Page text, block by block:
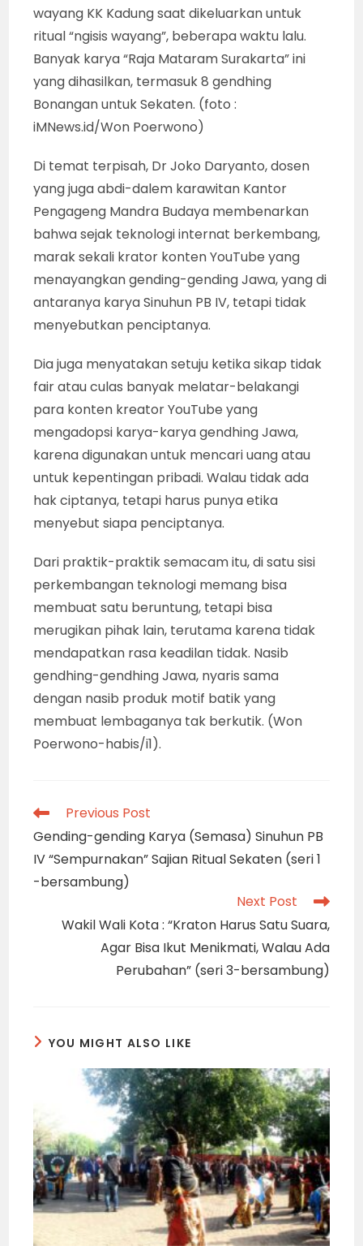
wayang KK Kadung saat dikeluarkan untuk
ritual “ngisis wayang”, beberapa waktu lalu.
Banyak karya “Raja Mataram Surakarta” ini
yang dihasilkan, termasuk 8 gendhing
Bonangan untuk Sekaten. (foto :
iMNews.id/Won Poerwono)
Di temat terpisah, Dr Joko Daryanto, dosen
yang juga abdi-dalem karawitan Kantor
Pengageng Mandra Budaya membenarkan
bahwa sejak teknologi internat berkembang,
marak sekali krator konten YouTube yang
menayangkan gending-gending Jawa, yang di
antaranya karya Sinuhun PB IV, tetapi tidak
menyebutkan penciptanya.
Dia juga menyatakan setuju ketika sikap tidak
fair atau culas banyak melatar-belakangi
para konten kreator YouTube yang
mengadopsi karya-karya gendhing Jawa,
karena digunakan untuk mencari uang atau
untuk kepentingan pribadi. Walau tidak ada
hak ciptanya, tetapi harus punya etika
menyebut siapa penciptanya.
Dari praktik-praktik semacam itu, di satu sisi
perkembangan teknologi memang bisa
membuat satu beruntung, tetapi bisa
merugikan pihak lain, terutama karena tidak
mendapatkan rasa keadilan tidak. Nasib
gendhing-gendhing Jawa, nyaris sama
dengan nasib produk motif batik yang
membuat lembaganya tak berkutik. (Won
Poerwono-habis/i1).
Read
articles
Previous Post
Gending-gending Karya (Semasa) Sinuhun PB
IV “Sempurnakan” Sajian Ritual Sekaten (seri 1
-bersambung)
Next Post
Wakil Wali Kota : “Kraton Harus Satu Suara,
Agar Bisa Ikut Menikmati, Walau Ada
Perubahan” (seri 3-bersambung)
YOU MIGHT ALSO LIKE